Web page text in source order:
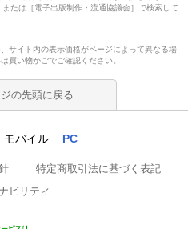
または［電子出版制作・流通協議会］で検索して
サイト内の表示価格がページによって異なる場
買い物かごでご確認ください。
の先頭に戻る
モバイル PC
特定商取引法に基づく表記
ビリティ